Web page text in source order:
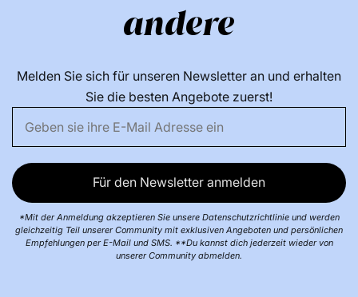
andere
Melden Sie sich für unseren Newsletter an und erhalten
Sie die besten Angebote zuerst!
Für den Newsletter anmelden
*Mit der Anmeldung akzeptieren Sie unsere Datenschutzrichtlinie und werden
gleichzeitig Teil unserer Community mit exklusiven Angeboten und persönlichen
Empfehlungen per E-Mail und SMS. **Du kannst dich jederzeit wieder von
unserer Community abmelden.